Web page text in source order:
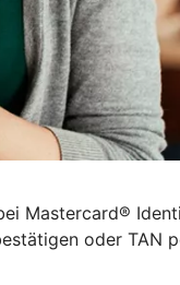
Mastercard®
oder TAN